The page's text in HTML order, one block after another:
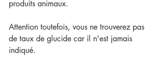
produits animaux.
Attention toutefois, vous ne trouverez pas
de taux de glucide car il n'est jamais
indiqué.